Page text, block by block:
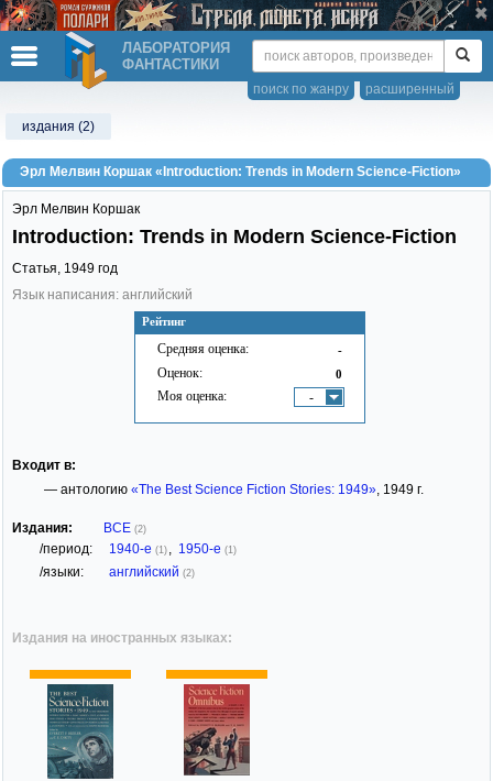
ЛАБОРАТОРИЯ
ФАНТАСТИКИ
расширенный
поиск по жанру
издания (2)
Эрл Мелвин Коршак «Introduction: Trends in Modern Science-Fiction»
Рейтинг
Средняя оценка: -
Оценок: 0
Моя оценка: -
Эрл Мелвин Коршак
Introduction: Trends in Modern Science-Fiction
Статья, 1949 год
Язык написания: английский
Входит в:
— антологию «The Best Science Fiction Stories: 1949», 1949 г.
Издания: ВСЕ (2)
/период: 1940-е (1) 1950-е (1)
/языки: английский (2)
Издания на иностранных языках: